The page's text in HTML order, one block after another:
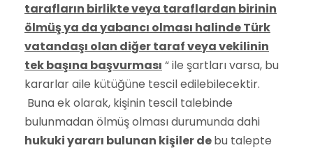
tarafların birlikte veya taraflardan birinin
ölmüş ya da yabancı olması halinde Türk
vatandaşı olan diğer taraf veya vekilinin
tek başına başvurması “ ile şartları varsa, bu
kararlar aile kütüğüne tescil edilebilecektir.
Buna ek olarak, kişinin tescil talebinde
bulunmadan ölmüş olması durumunda dahi
hukuki yararı bulunan kişiler debu talepte